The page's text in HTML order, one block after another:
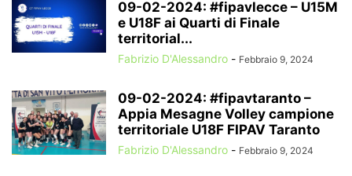
09-02-2024: #fipavlecce – U15M
e U18F ai Quarti di Finale
territorial...
Fabrizio D'Alessandro - Febbraio 9, 2024
09-02-2024: #fipavtaranto –
Appia Mesagne Volley campione
territoriale U18F FIPAV Taranto
Fabrizio D'Alessandro - Febbraio 9, 2024